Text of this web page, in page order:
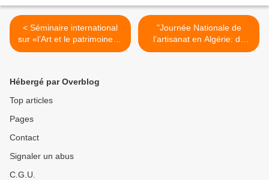
< Séminaire international
sur «l’Art et le patrimoine» :
Lieux et enjeux de la
"Journée Nationale de
l’artisanat en Algérie: de
l’artisanat engagé à Tizi
Hébergé par Overblog
Top articles
Pages
Contact
Signaler un abus
C.G.U.